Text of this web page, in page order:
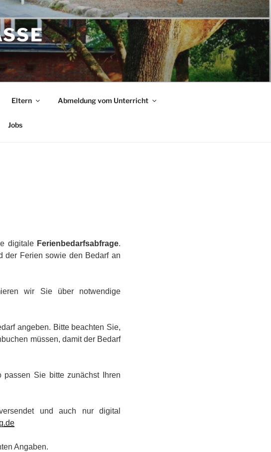
Eltern Abmeldung vom Unterricht
Jobs
digitale Ferienbedarfsabfrage.
der Ferien sowie den Bedarf an
wir Sie über notwendige
angeben. Bitte beachten Sie,
müssen, damit der Bedarf
Sie bitte zunächst Ihren
und auch nur digital
Angaben.